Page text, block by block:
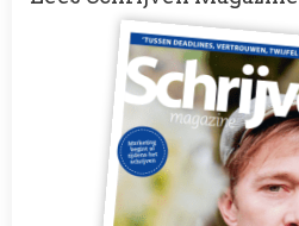
Afbeelding